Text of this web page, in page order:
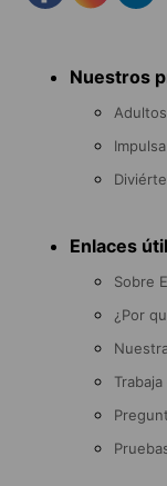
menu Nuestros
Enlaces
Sobre
¿Por